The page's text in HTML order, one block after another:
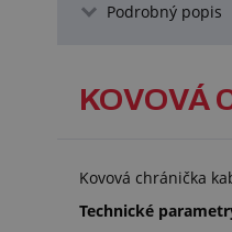
Podrobný popis
KOVOVÁ
Kovová chránička
Technické